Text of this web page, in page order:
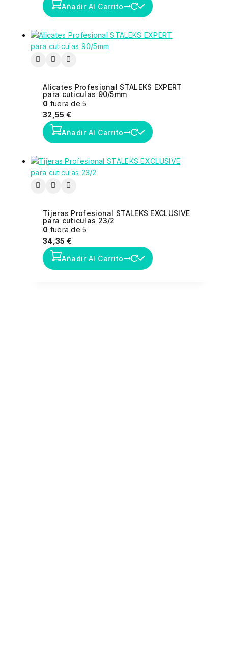
Añadir Al Carrito
Alicates Profesional STALEKS EXPERT
para cuticulas 90/5mm
0 fuera de 5
32,55 €
Añadir Al Carrito
Tijeras Profesional STALEKS EXCLUSIVE
para cuticulas 23/2
0 fuera de 5
34,35 €
Añadir Al Carrito